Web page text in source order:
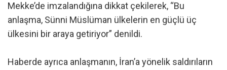
Mekke’de imzalandığına dikkat çekilerek, “Bu
anlaşma, Sünni Müslüman ülkelerin en güçlü üç
ülkesini bir araya getiriyor” denildi.
Haberde ayrıca anlaşmanın, İran’a yönelik saldırıların